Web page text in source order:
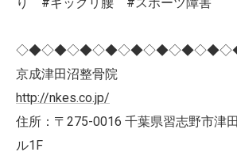
京成津田沼整骨院
http://nkes.co.jp/
住所：〒275-0016 千葉県習志野市津
ル1F